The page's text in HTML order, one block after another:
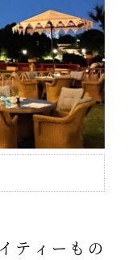
ティーもの